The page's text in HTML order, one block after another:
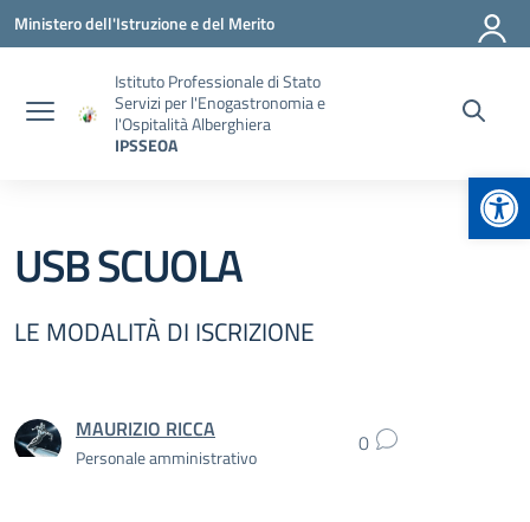
Vai ai contenuti
Vai al menu di navigazione
Vai al footer
Ministero dell'Istruzione e del Merito
Istituto Professionale di Stato
Servizi per l'Enogastronomia e
l'Ospitalità Alberghiera
IPSSEOA
USB SCUOLA
LE MODALITÀ DI ISCRIZIONE
MAURIZIO RICCA
Personale amministrativo 0